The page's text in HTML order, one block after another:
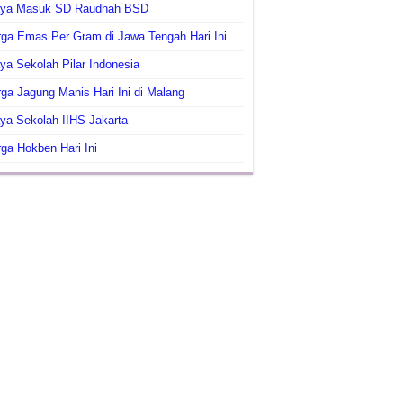
Masuk SD Raudhah BSD
Emas Per Gram di Jawa Tengah Hari Ini
Sekolah Pilar Indonesia
Jagung Manis Hari Ini di Malang
Sekolah IIHS Jakarta
Hokben Hari Ini